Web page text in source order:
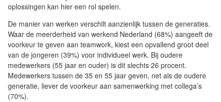
oplossingen kan hier een rol spelen.
De manier van werken verschilt aanzienlijk tussen de generaties.
Waar de meerderheid van werkend Nederland (68%) aangeeft de
voorkeur te geven aan teamwork, kiest een opvallend groot deel
van de jongeren (39%) voor individueel werk. Bij oudere
medewerkers (55 jaar en ouder) is dit slechts 26 procent.
Medewerkers tussen de 35 en 55 jaar geven, net als de oudere
generatie, liever de voorkeur aan samenwerking met collega’s
(70%).